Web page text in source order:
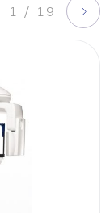
1 / 19